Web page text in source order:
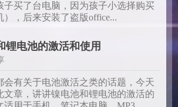
子买了台电脑，因为孩子小选择购买
），后来安装了盗版office...
锂电池的激活和使用
会有关于电池激活之类的话题，今天
文章，讲讲镍电池和锂电池的激活的